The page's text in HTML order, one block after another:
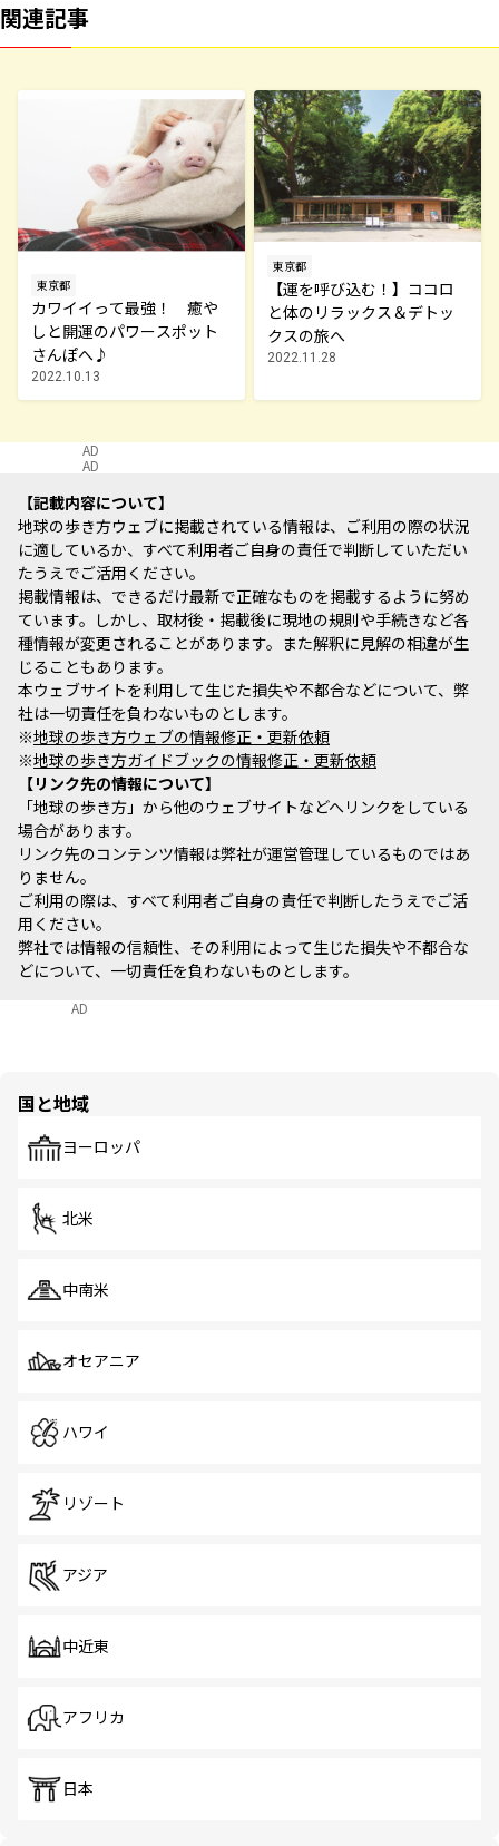
関連記事
東京都
カワイイって最強！ 癒や
しと開運のパワースポット
さんぽへ♪
2022.10.13
東京都
【運を呼び込む！】ココロ
と体のリラックス＆デトッ
クスの旅へ
2022.11.28
AD
AD
記載内容について
地球の歩き方ウェブに掲載されている情報は、ご利用の際の状況
に適しているか、すべて利用者ご自身の責任で判断していただい
たうえでご活用ください。
掲載情報は、できるだけ最新で正確なものを掲載するように努め
ています。しかし、取材後・掲載後に現地の規則や手続きなど各
種情報が変更されることがあります。また解釈に見解の相違が生
じることもあります。
本ウェブサイトを利用して生じた損失や不都合などについて、弊
社は一切責任を負わないものとします。
※地球の歩き方ウェブの情報修正・更新依頼
※地球の歩き方ガイドブックの情報修正・更新依頼
リンク先の情報について
「地球の歩き方」から他のウェブサイトなどへリンクをしている
場合があります。
リンク先のコンテンツ情報は弊社が運営管理しているものではあ
りません。
ご利用の際は、すべて利用者ご自身の責任で判断したうえでご活
用ください。
弊社では情報の信頼性、その利用によって生じた損失や不都合な
どについて、一切責任を負わないものとします。
AD
国と地域
ヨーロッパ
北米
中南米
オセアニア
ハワイ
リゾート
アジア
中近東
アフリカ
日本